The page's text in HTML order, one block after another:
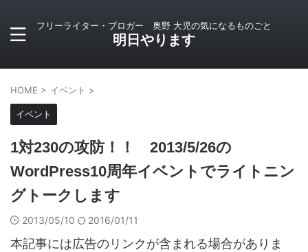
フリーライター・ブロガー 奥野 大児の気になるものごと
明日やります
HOME > イベント >
イベント
1対230の攻防！！ 2013/5/26の
WordPress10周年イベントでライトニン
グトークします
2013/05/10 2016/01/11
本記事には広告のリンクが含まれる場合がありま